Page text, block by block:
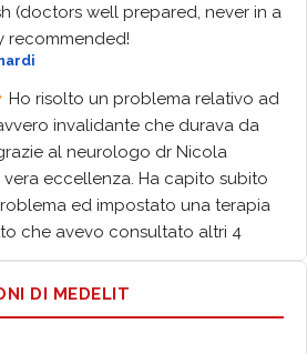
(doctors well prepared, never in a
recommended!
Ho risolto un problema relativo ad
invalidante che durava da
al neurologo dr Nicola
vera eccellenza. Ha capito subito
ed impostato una terapia
che avevo consultato altri 4
aveva esperienza con
"trafittiva primaria"
DI MEDELIT